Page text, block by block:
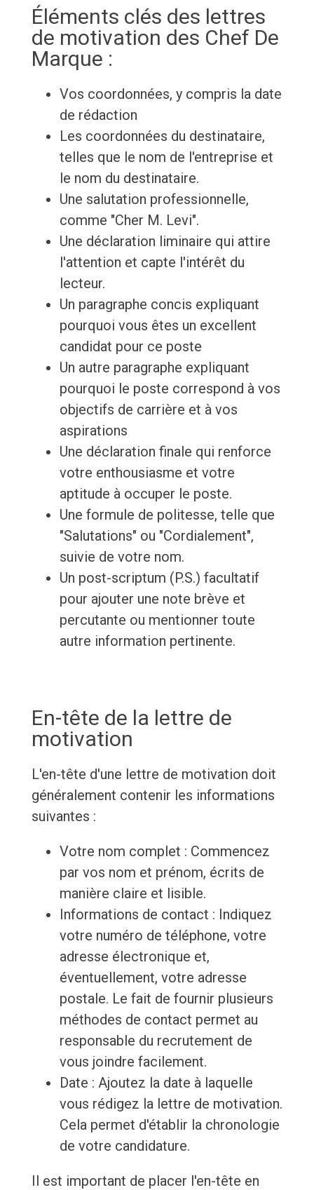
Éléments clés des lettres
de motivation des Chef De
Marque :
Vos coordonnées, y compris la date
de rédaction
Les coordonnées du destinataire,
telles que le nom de l'entreprise et
le nom du destinataire.
Une salutation professionnelle,
comme "Cher M. Levi".
Une déclaration liminaire qui attire
l'attention et capte l'intérêt du
lecteur.
Un paragraphe concis expliquant
pourquoi vous êtes un excellent
candidat pour ce poste
Un autre paragraphe expliquant
pourquoi le poste correspond à vos
objectifs de carrière et à vos
aspirations
Une déclaration finale qui renforce
votre enthousiasme et votre
aptitude à occuper le poste.
Une formule de politesse, telle que
"Salutations" ou "Cordialement",
suivie de votre nom.
Un post-scriptum (P.S.) facultatif
pour ajouter une note brève et
percutante ou mentionner toute
autre information pertinente.
En-tête de la lettre de
motivation
L'en-tête d'une lettre de motivation doit
généralement contenir les informations
suivantes :
Votre nom complet : Commencez
par vos nom et prénom, écrits de
manière claire et lisible.
Informations de contact : Indiquez
votre numéro de téléphone, votre
adresse électronique et,
éventuellement, votre adresse
postale. Le fait de fournir plusieurs
méthodes de contact permet au
responsable du recrutement de
vous joindre facilement.
Date : Ajoutez la date à laquelle
vous rédigez la lettre de motivation.
Cela permet d'établir la chronologie
de votre candidature.
Il est important de placer l'en-tête en